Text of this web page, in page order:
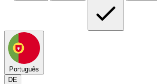
Português
DE